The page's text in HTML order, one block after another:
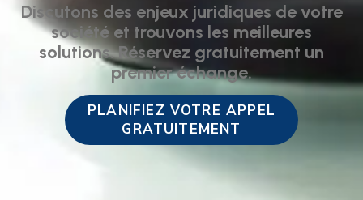
Discutons des enjeux juridiques de votre
société et trouvons les meilleures
solutions. Réservez gratuitement un
premier échange.
PLANIFIEZ VOTRE APPEL
GRATUITEMENT